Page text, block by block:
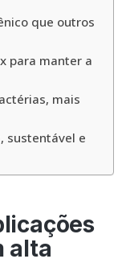
que outros
para manter a
mais
sustentável e
alta